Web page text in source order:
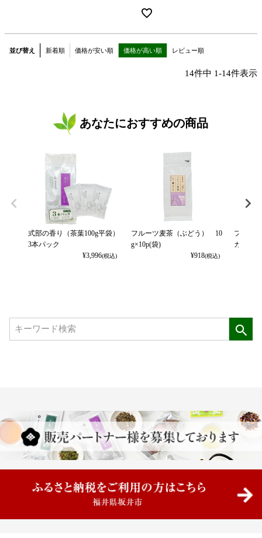
並び替え 新着順 価格が安い順 価格が高い順 レビュー順
14件中 1-14件表示
あなたにおすすめの商品
式部の香り（茶葉100g平袋）
3本パック
¥3,996(税込)
フルーツ麦茶（ぶどう） 10
g×10p(袋)
¥918(税込)
フルー
カット